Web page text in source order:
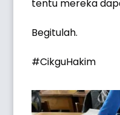
tentu mereka
Begitulah.
#CikguHakim